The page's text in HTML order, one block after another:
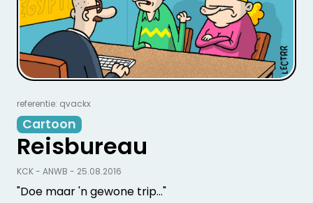
referentie: qvackx
Cartoon
Reisbureau
"Doe maar 'n gewone trip…"
KCK - ANWB - 25.08.2016